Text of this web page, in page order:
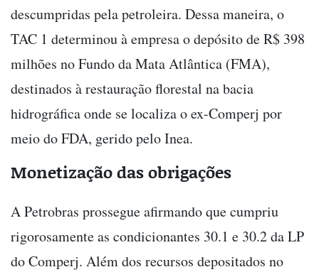
descumpridas pela petroleira. Dessa maneira, o
TAC 1 determinou à empresa o depósito de R$ 398
milhões no Fundo da Mata Atlântica (FMA),
destinados à restauração florestal na bacia
hidrográfica onde se localiza o ex-Comperj por
meio do FDA, gerido pelo Inea.
Monetização das obrigações
A Petrobras prossegue afirmando que cumpriu
rigorosamente as condicionantes 30.1 e 30.2 da LP
do Comperj. Além dos recursos depositados no